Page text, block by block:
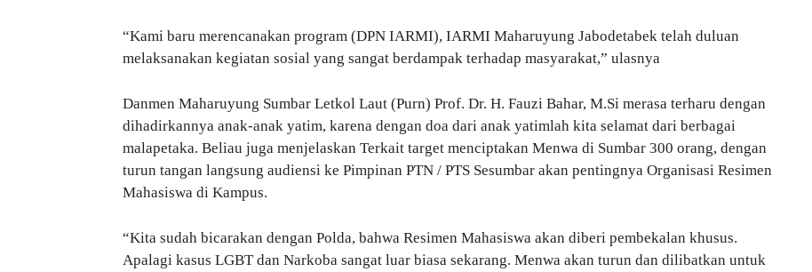
“Kami baru merencanakan program (DPN IARMI), IARMI Maharuyung Jabodetabek telah duluan
melaksanakan kegiatan sosial yang sangat berdampak terhadap masyarakat,” ulasnya
Danmen Maharuyung Sumbar Letkol Laut (Purn) Prof. Dr. H. Fauzi Bahar, M.Si merasa terharu dengan
dihadirkannya anak-anak yatim, karena dengan doa dari anak yatimlah kita selamat dari berbagai
malapetaka. Beliau juga menjelaskan Terkait target menciptakan Menwa di Sumbar 300 orang, dengan
turun tangan langsung audiensi ke Pimpinan PTN / PTS Sesumbar akan pentingnya Organisasi Resimen
Mahasiswa di Kampus.
“Kita sudah bicarakan dengan Polda, bahwa Resimen Mahasiswa akan diberi pembekalan khusus.
Apalagi kasus LGBT dan Narkoba sangat luar biasa sekarang. Menwa akan turun dan dilibatkan untuk